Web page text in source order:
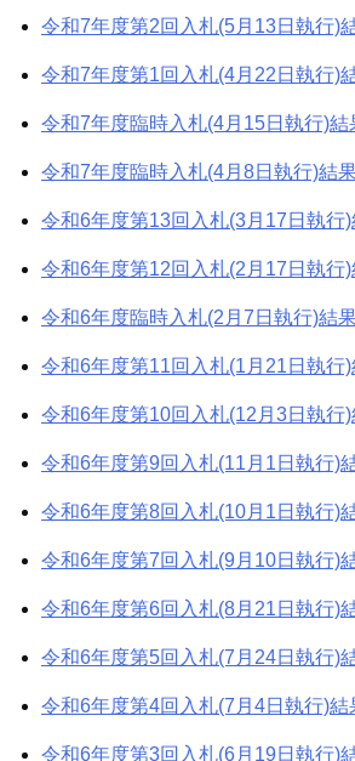
令和7年度第2回入札(5月13日執行)
令和7年度第1回入札(4月22日執行)
令和7年度臨時入札(4月15日執行)結
令和7年度臨時入札(4月8日執行)結
令和6年度第13回入札(3月17日執行
令和6年度第12回入札(2月17日執行
令和6年度臨時入札(2月7日執行)結
令和6年度第11回入札(1月21日執行
令和6年度第10回入札(12月3日執行
令和6年度第9回入札(11月1日執行)
令和6年度第8回入札(10月1日執行)
令和6年度第7回入札(9月10日執行)
令和6年度第6回入札(8月21日執行)
令和6年度第5回入札(7月24日執行)
令和6年度第4回入札(7月4日執行)結
令和6年度第3回入札(6月19日執行)